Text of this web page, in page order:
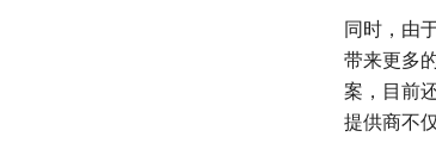
同时，由
带来更多
案，目前
提供商不